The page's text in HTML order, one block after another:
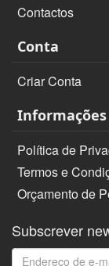
Contactos
Conta
Criar Conta
Informações
Política de
Termos e
Orçamento de
Subscrever